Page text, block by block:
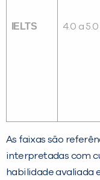
IELTS 4.0 a 5.0
As faixas são
interpretadas com
habilidade avaliada